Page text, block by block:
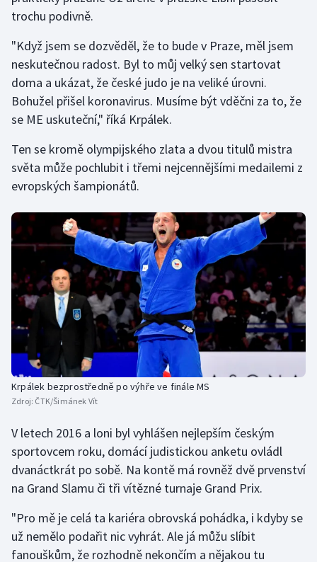
Stolní tenis
Triatlon
Veslování
Vodní slalom
Volejbal
Ostatní
trochu podivně.
"Když jsem se dozvěděl, že to bude v Praze, měl jsem
neskutečnou radost. Byl to můj velký sen startovat
doma a ukázat, že české judo je na veliké úrovni.
Bohužel přišel koronavirus. Musíme být vděčni za to, že
se ME uskuteční," říká Krpálek.
Ten se kromě olympijského zlata a dvou titulů mistra
světa může pochlubit i třemi nejcennějšími medailemi z
evropských šampionátů.
Krpálek bezprostředně po výhře ve finále MS
Zdroj: ČTK/Šimánek Vít
V letech 2016 a loni byl vyhlášen nejlepším českým
sportovcem roku, domácí judistickou anketu ovládl
dvanáctkrát po sobě. Na kontě má rovněž dvě prvenství
na Grand Slamu či tři vítězné turnaje Grand Prix.
"Pro mě je celá ta kariéra obrovská pohádka, i kdyby se
už nemělo podařit nic vyhrát. Ale já můžu slíbit
fanouškům, že rozhodně nekončím a nějakou tu